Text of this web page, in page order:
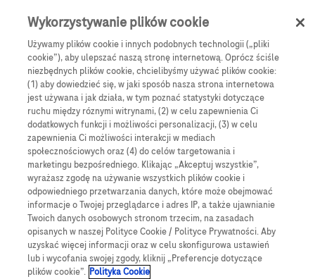
Skip to main content Menu
e-Sklep Monitorowanie stężenia glukozy
Monitorowanie stężenia
glukozy
Płyny kontrolne
Nakłuwacze i lancety
Glukometry
Testy paskowe
Płyny kontrolne
Wykorzystywanie plików cookie
Używamy plików cookie i innych podobnych technologii („pliki
cookie”), aby ulepszać naszą stronę internetową. Oprócz ściśle
niezbędnych plików cookie, chcielibyśmy używać plików cookie:
(1) aby dowiedzieć się, w jaki sposób nasza strona internetowa
jest używana i jak działa, w tym poznać statystyki dotyczące
ruchu między róznymi witrynami, (2) w celu zapewnienia Ci
dodatkowych funkcji i możliwości personalizacji, (3) w celu
zapewnienia Ci możliwości interakcji w mediach
społecznościowych oraz (4) do celów targetowania i
marketingu bezpośredniego. Klikając „Akceptuj wszystkie”,
wyrażasz zgodę na używanie wszystkich plików cookie i
odpowiedniego przetwarzania danych, które może obejmować
informacje o Twojej przeglądarce i adres IP, a także ujawnianie
Twoich danych osobowych stronom trzecim, na zasadach
opisanych w naszej Polityce Cookie / Polityce Prywatności. Aby
uzyskać więcej informacji oraz w celu skonfigurowa ustawień
lub i wycofania swojej zgody, kliknij „Preferencje dotyczące
plików cookie”. Polityka Cookie